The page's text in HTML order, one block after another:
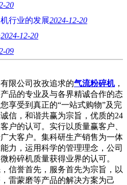
20
行业的发展2024-12-20
2024-12-20
09
限公司孜孜追求的气流粉碎机，
品的专业及与各界精诚合作的态
享受到真正的“一站式购物”及完
信，和谐共赢为宗旨，优质的24
户的认可。实行以质量赢客户、
大客户。集科研生产销售为一体
力，运用科学的管理理念，公司
粉碎机质量获得业界的认可。
誉首先，服务首先为宗旨，以
雷蒙磨等产品的解决方案为己